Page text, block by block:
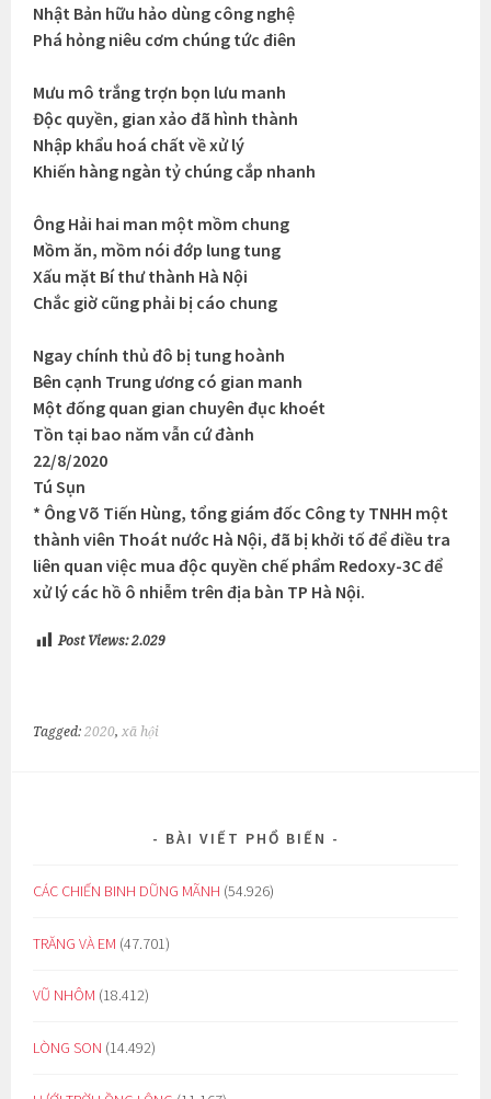
Nhật Bản hữu hảo dùng công nghệ
Phá hỏng niêu cơm chúng tức điên
Mưu mô trắng trợn bọn lưu manh
Độc quyền, gian xảo đã hình thành
Nhập khẩu hoá chất về xử lý
Khiến hàng ngàn tỷ chúng cắp nhanh
Ông Hải hai man một mồm chung
Mồm ăn, mồm nói đớp lung tung
Xấu mặt Bí thư thành Hà Nội
Chắc giờ cũng phải bị cáo chung
Ngay chính thủ đô bị tung hoành
Bên cạnh Trung ương có gian manh
Một đống quan gian chuyên đục khoét
Tồn tại bao năm vẫn cứ đành
22/8/2020
Tú Sụn
* Ông Võ Tiến Hùng, tổng giám đốc Công ty TNHH một
thành viên Thoát nước Hà Nội, đã bị khởi tố để điều tra
liên quan việc mua độc quyền chế phẩm Redoxy-3C để
xử lý các hồ ô nhiễm trên địa bàn TP Hà Nội.
Post Views: 2.029
Tagged:2020, xã hội
BÀI VIẾT PHỔ BIẾN
CÁC CHIẾN BINH DŨNG MÃNH (54.926)
TRĂNG VÀ EM (47.701)
VŨ NHÔM (18.412)
LÒNG SON (14.492)